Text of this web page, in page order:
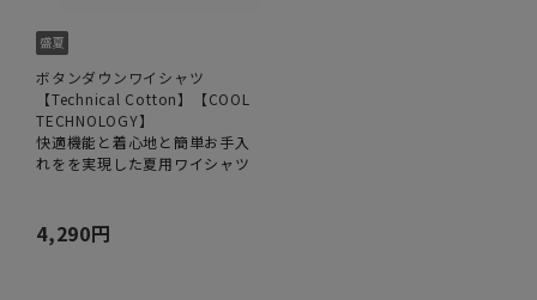
ボタンダウンワイシャツ
【Technical Cotton】【COOL
TECHNOLOGY】
快適機能と着心地と簡単お手入
れをを実現した夏用ワイシャツ
4,290円